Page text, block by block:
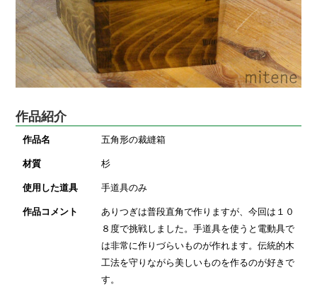
作品紹介
作品名 五角形の裁縫箱
材質 杉
使用した道具 手道具のみ
作品コメント
ありつぎは普段直角で作りますが、今回は１０
８度で挑戦しました。手道具を使うと電動具で
は非常に作りづらいものが作れます。伝統的木
工法を守りながら美しいものを作るのが好きで
す。